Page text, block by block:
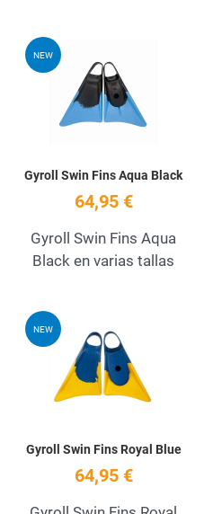
Add to Wishlist
NEW
Gyroll Swin Fins Aqua Black
64,95 €
Gyroll Swin Fins Aqua
Black en varias tallas
Add to Wishlist
NEW
Gyroll Swin Fins Royal Blue
64,95 €